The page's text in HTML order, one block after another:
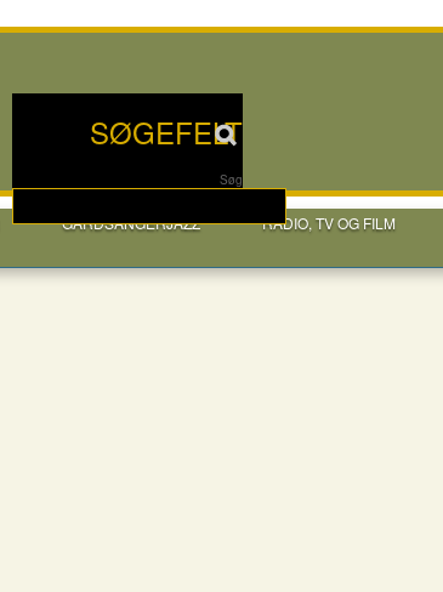
SØGEFELT
Søg
GÅRDSANGERJAZZ RADIO, TV OG FILM